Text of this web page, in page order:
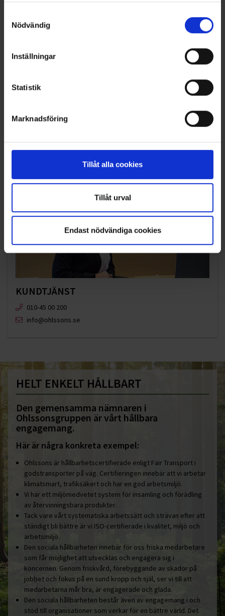
Nödvändig
Inställningar
Statistik
Marknadsföring
Tillåt alla cookies
Tillåt urval
Endast nödvändiga cookies
OHLSSONSKOLLEGOR
RENHÅLLNING
VELLINGE
KUNDTJÄNST
010-45 00 200​
info@ohlssons.se
HELT ENKELT HÅLLBART
Den gemensamma nämnaren i
Ohlssonsgruppen är vårt hållbara
engagemang.
Här är några konkreta exempel:
Ohlssons är hållbarhetscertifierade enligt Fair Transport i
godstransporter på väg. Certifieringen innebär att vi arbetar
klimatsmart, trafiksäkert och har en god arbetsmiljö.
Vi har ett miljömedvetet system för insamling och förädling
av återvinningsbara produkter.
Tack vare vårt systematiska arbetssätt och strävan efter att
ständigt bli bättre är vi ISO-certifierade i kvalitet, miljö och
arbetsmiljö.
Den sociala hållbarheten innebär för oss friska medarbetare
som får möjlighet att utvecklas och engagera sig i
koncernen. Genom friskvård, förebyggande av skador på
jobbet och fokus på en sund kropp och själ, ser vi till att
medarbetarna mår bra, är engagerade och glada.
Den sociala hållbarheten består även av engagemang i och
stöd till organisationer som verkar för en bättre värld. Det